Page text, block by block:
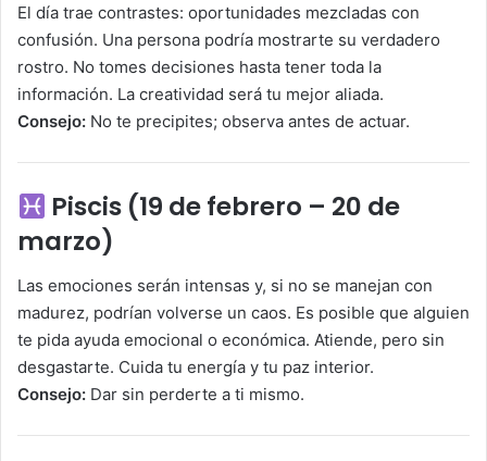
El día trae contrastes: oportunidades mezcladas con
confusión. Una persona podría mostrarte su verdadero
rostro. No tomes decisiones hasta tener toda la
información. La creatividad será tu mejor aliada.
Consejo: No te precipites; observa antes de actuar.
Piscis (19 de febrero – 20 de
marzo)
Las emociones serán intensas y, si no se manejan con
madurez, podrían volverse un caos. Es posible que alguien
te pida ayuda emocional o económica. Atiende, pero sin
desgastarte. Cuida tu energía y tu paz interior.
Consejo: Dar sin perderte a ti mismo.